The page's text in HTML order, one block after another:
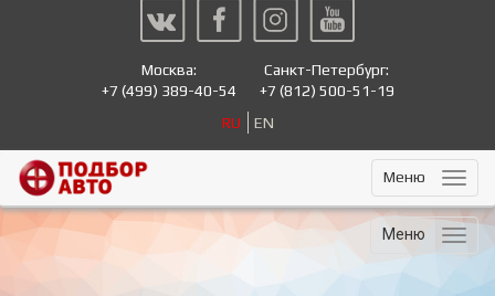
Москва:
+7 (499) 389-40-54
Санкт-Петербург:
+7 (812) 500-51-19
RU
EN
Меню
Меню